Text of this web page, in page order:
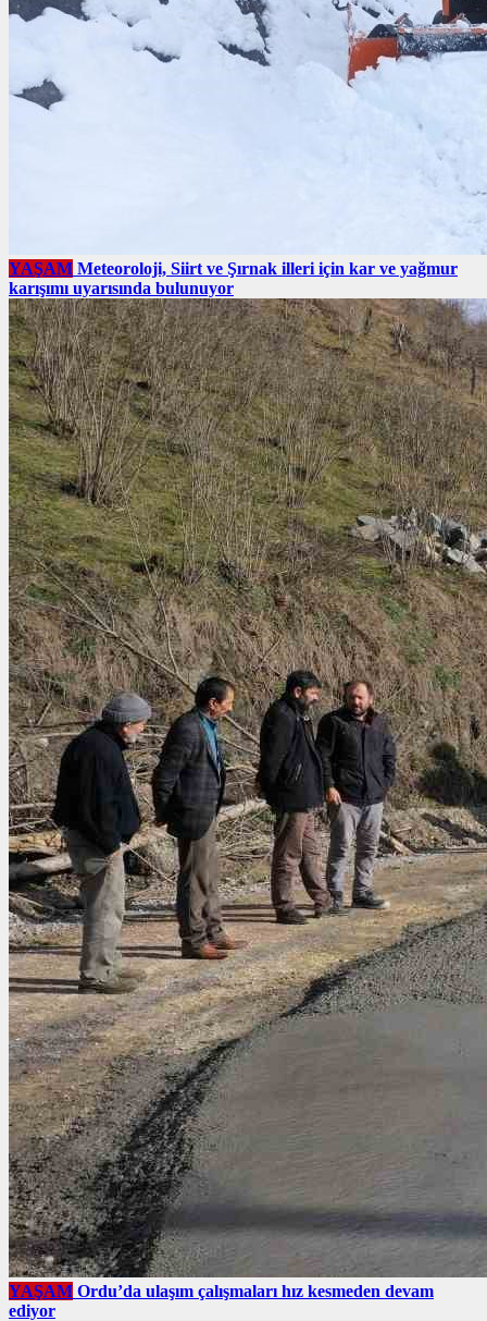
YAŞAM Meteoroloji, Siirt ve Şırnak illeri için kar ve yağmur
karışımı uyarısında bulunuyor
YAŞAM Ordu’da ulaşım çalışmaları hız kesmeden devam
ediyor